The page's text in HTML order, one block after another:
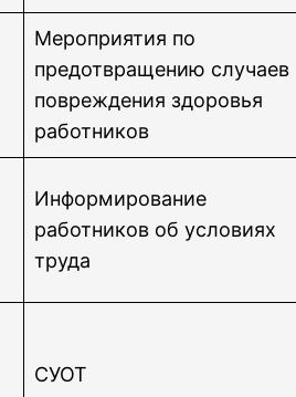
Мероприятия по
предотвращению случаев
повреждения здоровья
работников
Информирование
работников об условиях
труда
СУОТ